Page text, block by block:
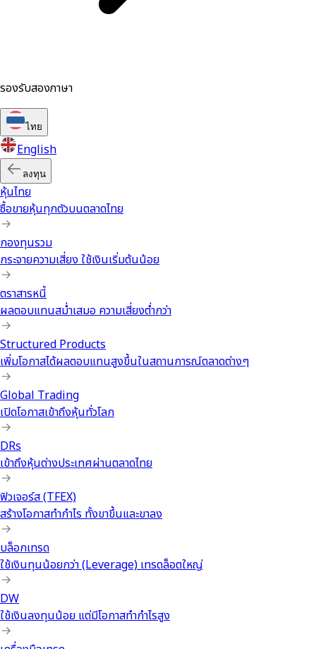
รองรับสองภาษา
ไทย
English
ลงทุน
หุ้นไทย
ซื้อขายหุ้นทุกตัวบนตลาดไทย
กองทุนรวม
กระจายความเสี่ยง ใช้เงินเริ่มต้นน้อย
ตราสารหนี้
ผลตอบแทนสม่ำเสมอ ความเสี่ยงต่ำกว่า
Structured Products
เพิ่มโอกาสได้ผลตอบแทนสูงขึ้นในสถานการณ์ตลาดต่างๆ
Global Trading
เปิดโอกาสเข้าถึงหุ้นทั่วโลก
DRs
เข้าถึงหุ้นต่างประเทศผ่านตลาดไทย
ฟิวเจอร์ส (TFEX)
สร้างโอกาสทำกำไร ทั้งขาขึ้นและขาลง
บล็อกเทรด
ใช้เงินทุนน้อยกว่า (Leverage) เทรดล็อตใหญ่
DW
ใช้เงินลงทุนน้อย แต่มีโอกาสทำกำไรสูง